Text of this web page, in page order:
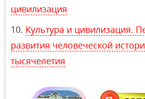
цивилизация
Культура и цивилизация.
развития человеческой
тысячелетия